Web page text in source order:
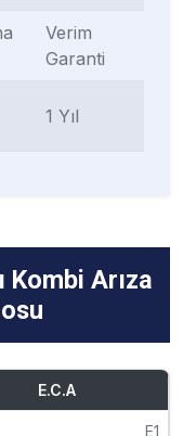
Verim
Garanti
1 Yıl
Kombi Arıza
E.C.A
E1